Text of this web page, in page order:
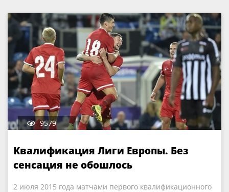
9579
Квалификация Лиги Европы. Без
сенсация не обошлось
2 июля 2015 года матчами первого квалификационного